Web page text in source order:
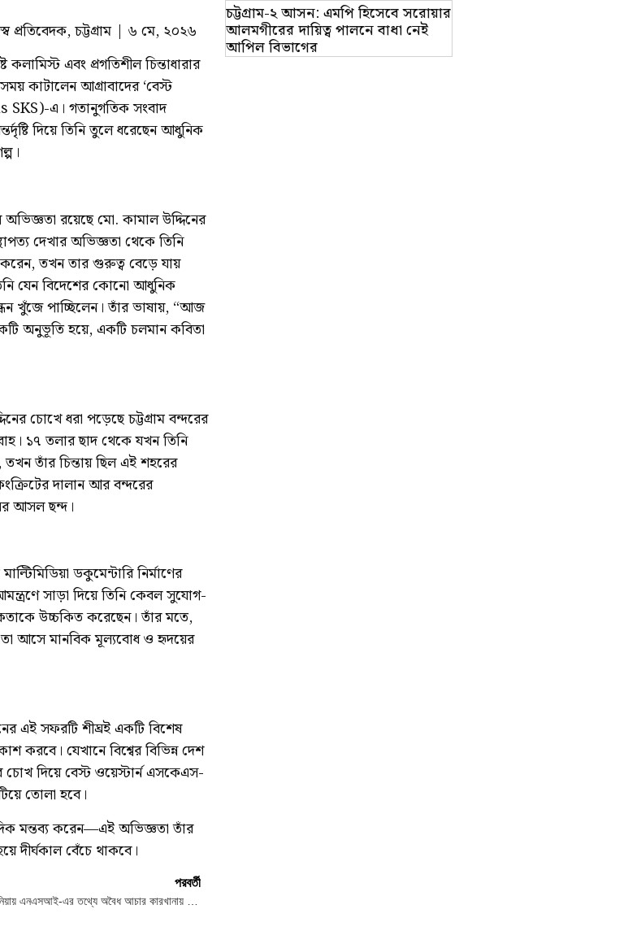
প্রতিবেদক, চট্টগ্রাম | ৬ মে, ২০২৬
এবং প্রগতিশীল চিন্তাধারার
কাটালেন আগ্রাবাদের ‘বেস্ট
SKS)-এ। গতানুগতিক সংবাদ
দিয়ে তিনি তুলে ধরেছেন আধুনিক
রয়েছে মো. কামাল উদ্দিনের
দেখার অভিজ্ঞতা থেকে তিনি
করেন, তখন তার গুরুত্ব বেড়ে যায়
যেন বিদেশের কোনো আধুনিক
খুঁজে পাচ্ছিলেন। তাঁর ভাষায়, “আজ
অনুভূতি হয়ে, একটি চলমান কবিতা
চোখে ধরা পড়েছে চট্টগ্রাম বন্দরের
১৭ তলার ছাদ থেকে যখন তিনি
তাঁর চিন্তায় ছিল এই শহরের
দালান আর বন্দরের
আসল ছন্দ।
ডকুমেন্টারি নির্মাণের
সাড়া দিয়ে তিনি কেবল সুযোগ-
উচ্চকিত করেছেন। তাঁর মতে,
তা আসে মানবিক মূল্যবোধ ও হৃদয়ের
এই সফরটি শীঘ্রই একটি বিশেষ
করবে। যেখানে বিশ্বের বিভিন্ন দেশ
দিয়ে বেস্ট ওয়েস্টার্ন এসকেএস-
তোলা হবে।
মন্তব্য করেন—এই অভিজ্ঞতা তাঁর
দীর্ঘকাল বেঁচে থাকবে।
পরবর্তী
চট্টগ্রাম-২ আসন: এমপি হিসেবে সরোয়ার
আলমগীরের দায়িত্ব পালনে বাধা নেই
আপিল বিভাগের